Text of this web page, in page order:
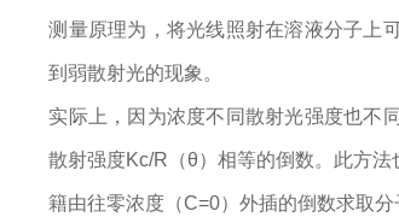
测量原理为，将光线照射在溶液分子上
到弱散射光的现象。
实际上，因为浓度不同散射光强度也不
散射强度Kc/R（θ）相等的倒数。此方法
籍由往零浓度（C=0）外插的倒数求取